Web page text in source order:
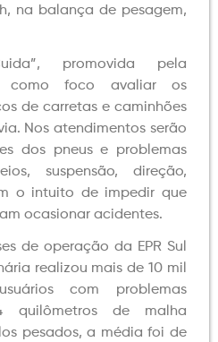
na balança de pesagem,
promovida pela
como foco avaliar os
de carretas e caminhões
Nos atendimentos serão
dos pneus e problemas
suspensão, direção,
o intuito de impedir que
ocasionar acidentes.
de operação da EPR Sul
realizou mais de 10 mil
com problemas
quilômetros de malha
pesados, a média foi de